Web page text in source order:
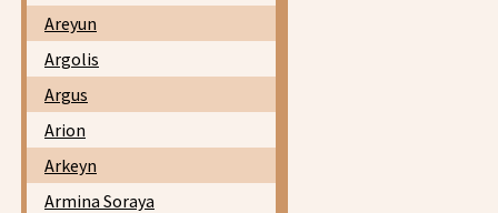
Areyun
Argolis
Argus
Arion
Arkeyn
Armina Soraya